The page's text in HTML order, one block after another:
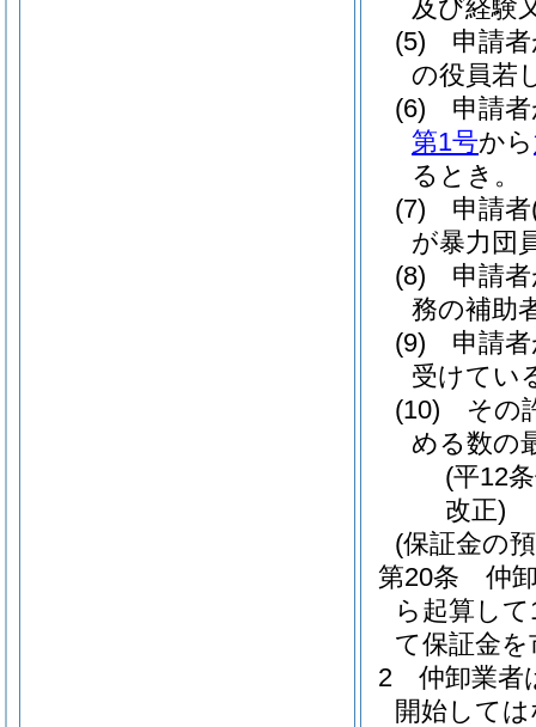
及び経験
(5)
申請
の役員若
(6)
申請
第1号から
るとき。
(7)
申請者
が暴力団
(8)
申請
務の補助
(9)
申請
受けてい
(10)
その
める数の
(平12
改正)
(保証金の
第20条
仲
ら起算し
て保証金
2
仲卸業者
開始して